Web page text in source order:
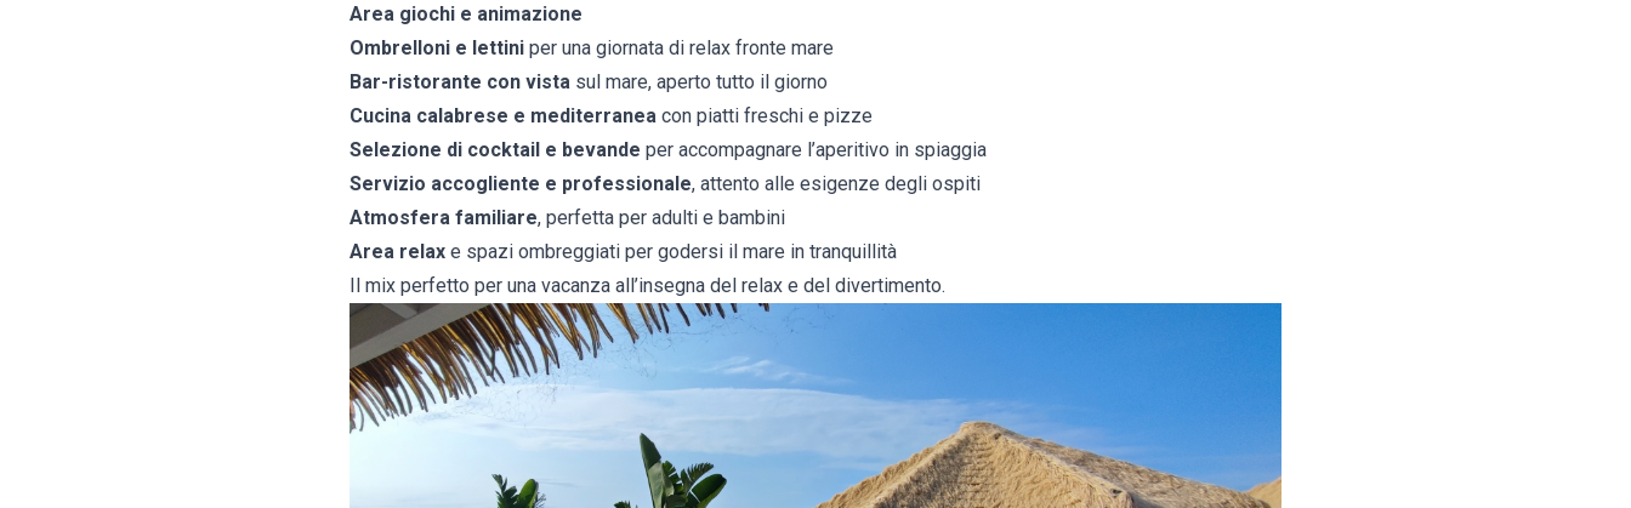
Area giochi e animazione
Ombrelloni e lettini per una giornata di relax fronte mare
Bar-ristorante con vista sul mare, aperto tutto il giorno
Cucina calabrese e mediterranea con piatti freschi e pizze
Selezione di cocktail e bevande per accompagnare l’aperitivo in spiaggia
Servizio accogliente e professionale, attento alle esigenze degli ospiti
Atmosfera familiare, perfetta per adulti e bambini
Area relax e spazi ombreggiati per godersi il mare in tranquillità
Il mix perfetto per una vacanza all’insegna del relax e del divertimento.